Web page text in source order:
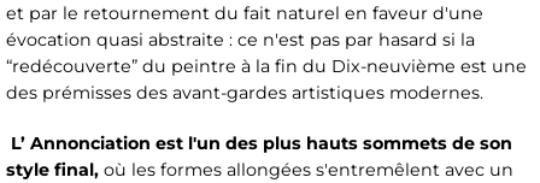
et par le retournement du fait naturel en faveur d'une
évocation quasi abstraite : ce n'est pas par hasard si la
“redécouverte” du peintre à la fin du Dix-neuvième est une
des prémisses des avant-gardes artistiques modernes.
L’ Annonciation est l'un des plus hauts sommets de son
style final, où les formes allongées s'entremêlent avec un